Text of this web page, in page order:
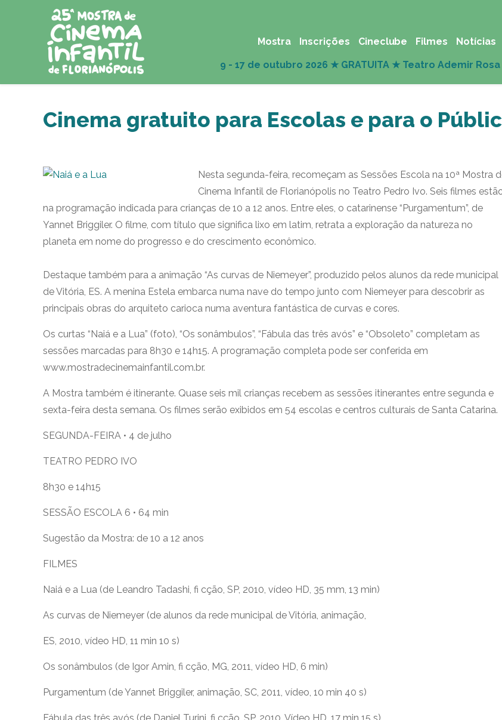
Mostra Inscrições Cineclube Filmes Notícias
Cinema gratuito para Escolas e para o
Nesta segunda-feira, recomeçam as Sessões Escola na 10ª Mostra
Cinema Infantil de Florianópolis no Teatro Pedro Ivo. Seis filmes
na programação indicada para crianças de 10 a 12 anos. Entre eles, o catarinense “Purgamentum”, de
Yannet Briggiler. O filme, com título que significa lixo em latim, retrata a exploração da natureza no
planeta em nome do progresso e do crescimento econômico.
Destaque também para a animação “As curvas de Niemeyer”, produzido pelos alunos da rede municipal
de Vitória, ES. A menina Estela embarca numa nave do tempo junto com Niemeyer para descobrir as
principais obras do arquiteto carioca numa aventura fantástica de curvas e cores.
Os curtas “Naiá e a Lua” (foto), “Os sonâmbulos”, “Fábula das três avós” e “Obsoleto” completam as
sessões marcadas para 8h30 e 14h15. A programação completa pode ser conferida em
www.mostradecinemainfantil.com.br.
A Mostra também é itinerante. Quase seis mil crianças recebem as sessões itinerantes entre segunda e
sexta-feira desta semana. Os filmes serão exibidos em 54 escolas e centros culturais de Santa Catarina.
SEGUNDA-FEIRA • 4 de julho
TEATRO PEDRO IVO
8h30 e 14h15
SESSÃO ESCOLA 6 • 64 min
Sugestão da Mostra: de 10 a 12 anos
FILMES
Naiá e a Lua (de Leandro Tadashi, fi cção, SP, 2010, vídeo HD, 35 mm, 13 min)
As curvas de Niemeyer (de alunos da rede municipal de Vitória, animação,
ES, 2010, vídeo HD, 11 min 10 s)
Os sonâmbulos (de Igor Amin, fi cção, MG, 2011, vídeo HD, 6 min)
Purgamentum (de Yannet Briggiler, animação, SC, 2011, vídeo, 10 min 40 s)